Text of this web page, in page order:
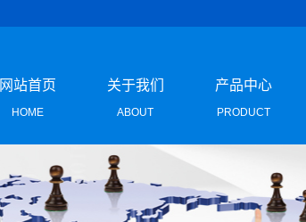
网站首页
HOME
关于我们
ABOUT
企业形象
荣誉资质
产品中心
PRODUCT
激光防伪标签